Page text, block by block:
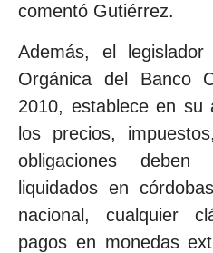
comentó Gutiérrez.
Además, el
Orgánica del Banco
2010, establece en
los precios,
obligaciones
liquidados en
nacional, cualquier
pagos en monedas